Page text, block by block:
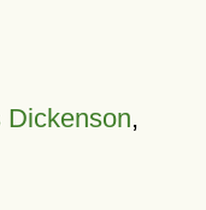
Dickenson,